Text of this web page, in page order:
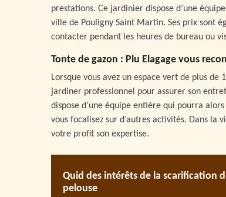
prestations. Ce jardinier dispose d’une
ville de Pouligny Saint Martin. Ses prix sont
contacter pendant les heures de bureau ou
Tonte de gazon : Plu Elagage vous
Lorsque vous avez un espace vert de plus
jardiner professionnel pour assurer son
dispose d’une équipe entière qui pourra
vous focalisez sur d’autres activités. Dans
votre profit son expertise.
Quid des intérêts de la scarification
pelouse